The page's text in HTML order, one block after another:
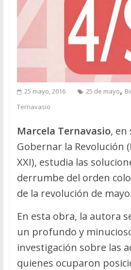
25 mayo, 2016 25 de mayo,
Ternavasio
Marcela Ternavasio, en
Gobernar la Revolución
XXI), estudia las
derrumbe del orden
de la revolución de mayo.
En esta obra, la autora
un profundo y
investigación sobre las
quienes ocuparon